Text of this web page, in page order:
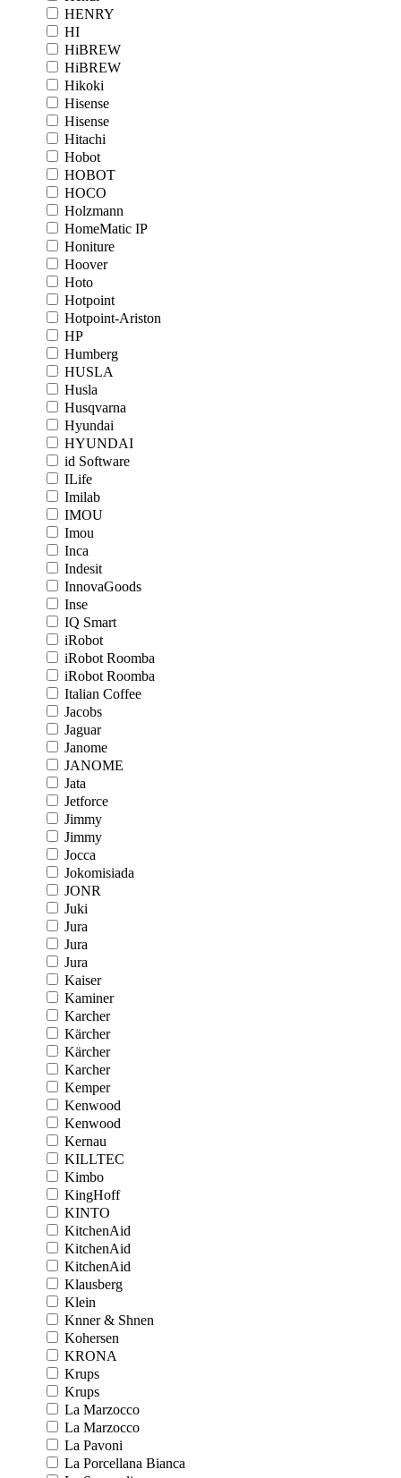
HENRY
HI
HiBREW
HiBREW
Hikoki
Hisense
Hisense
Hitachi
Hobot
HOBOT
HOCO
Holzmann
HomeMatic IP
Honiture
Hoover
Hoto
Hotpoint
Hotpoint-Ariston
HP
Humberg
HUSLA
Husla
Husqvarna
Hyundai
HYUNDAI
id Software
ILife
Imilab
IMOU
Imou
Inca
Indesit
InnovaGoods
Inse
IQ Smart
iRobot
iRobot Roomba
iRobot Roomba
Italian Coffee
Jacobs
Jaguar
Janome
JANOME
Jata
Jetforce
Jimmy
Jimmy
Jocca
Jokomisiada
JONR
Juki
Jura
Jura
Jura
Kaiser
Kaminer
Karcher
Kärcher
Kärcher
Karcher
Kemper
Kenwood
Kenwood
Kernau
KILLTEC
Kimbo
KingHoff
KINTO
KitchenAid
KitchenAid
KitchenAid
Klausberg
Klein
Knner & Shnen
Kohersen
KRONA
Krups
Krups
La Marzocco
La Marzocco
La Pavoni
La Porcellana Bianca